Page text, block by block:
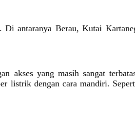
antaranya Berau, Kutai
akses yang masih sangat
dengan cara mandiri.